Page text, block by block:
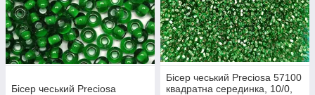
Бісер чеський Preciosa
Бісер чеський Preciosa 57100
квадратна серединка, 10/0,